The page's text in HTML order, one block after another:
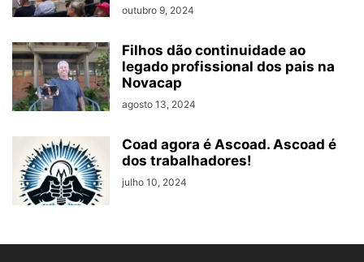
outubro 9, 2024
Filhos dão continuidade ao
legado profissional dos pais na
Novacap
agosto 13, 2024
Coad agora é Ascoad. Ascoad é
dos trabalhadores!
julho 10, 2024